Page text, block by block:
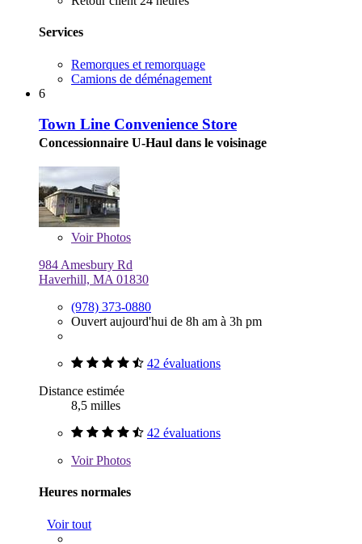
Services
Remorques et remorquage
Camions de déménagement
6
Town Line Convenience Store
Concessionnaire U-Haul dans le voisinage
VoirPhotos
984 Amesbury Rd
Haverhill, MA 01830
(978) 373-0880
Ouvert aujourd'hui de 8h am à 3h pm
42 évaluations
Distance estimée
8,5 milles
42 évaluations
VoirPhotos
Heures normales
Voir tout